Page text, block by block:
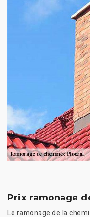
Prix ramonage
Le ramonage de la